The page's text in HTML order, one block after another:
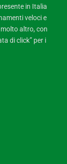
in Italia
veloci e
altro, con
di click” per i